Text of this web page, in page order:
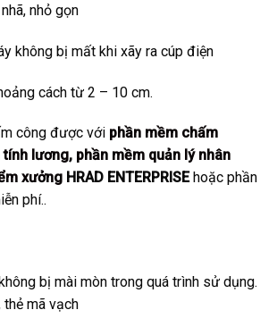
nhỏ gọn
không bị mất khi xãy ra cúp điện
cách từ 2 – 10 cm.
công được với phần mềm chấm
tính lương, phần mềm quản lý nhân
xưởng HRAD ENTERPRISE hoặc phần
phí..
bị mài mòn trong quá trình sử dụng.
thẻ mã vạch